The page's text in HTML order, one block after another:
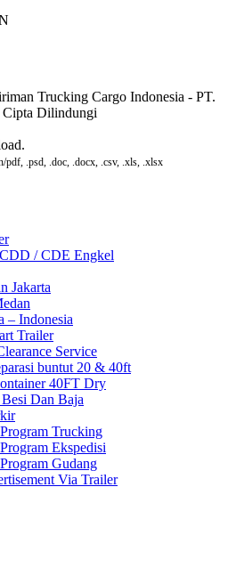
Trucking Cargo Indonesia - PT.
Cipta Dilindungi
pdf, .psd, .doc, .docx, .csv, .xls, .xlsx
/ CDE Engkel
Jakarta
– Indonesia
Trailer
Service
buntut 20 & 40ft
40FT Dry
Dan Baja
Trucking
Ekspedisi
Gudang
Via Trailer